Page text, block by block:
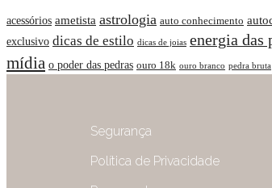
acessórios ametista astrologia auto conhecimento
exclusivo dicas de estilo dicas de joias energia das
mídia o poder das pedras ouro 18k ouro branco pedra bruta
Segurança
Política de Privacidade